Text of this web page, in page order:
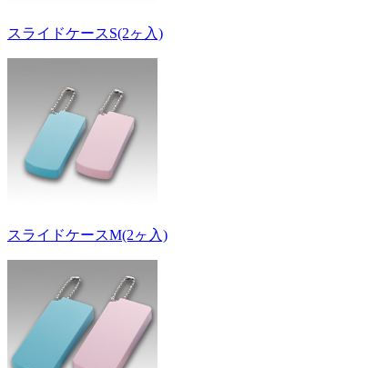
スライドケースS(2ヶ入)
スライドケースM(2ヶ入)